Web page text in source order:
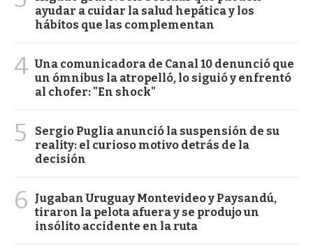
ayudar a cuidar la salud hepática y los
hábitos que las complementan
4 Una comunicadora de Canal 10 denunció que
un ómnibus la atropelló, lo siguió y enfrentó
al chofer: "En shock"
5
Sergio Puglia anunció la suspensión de su
reality: el curioso motivo detrás de la
decisión
6
Jugaban Uruguay Montevideo y Paysandú,
tiraron la pelota afuera y se produjo un
insólito accidente en la ruta